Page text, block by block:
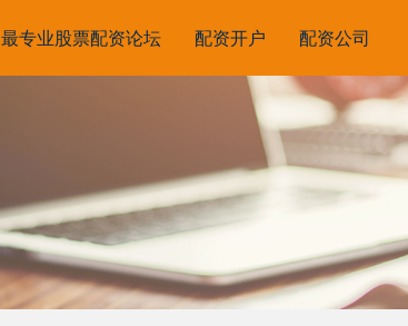
最专业股票配资论坛 配资开户 配资公司